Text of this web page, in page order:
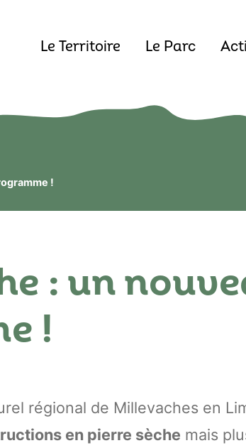
Le Territoire Le Parc
!
: un
!
régional de Millevaches en
en pierre sèche mais